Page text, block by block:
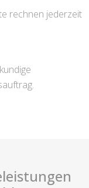
rechnen jederzeit